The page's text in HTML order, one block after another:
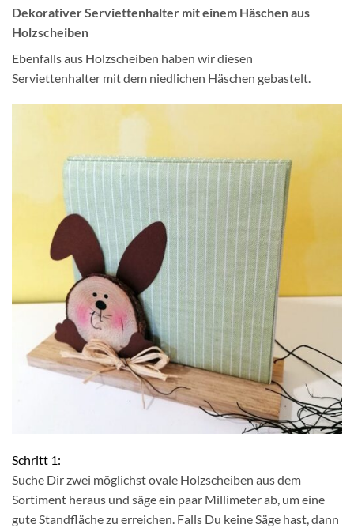
Dekorativer Serviettenhalter mit einem Häschen aus
Holzscheiben
Ebenfalls aus Holzscheiben haben wir diesen
Serviettenhalter mit dem niedlichen Häschen gebastelt.
Schritt 1:
Suche Dir zwei möglichst ovale Holzscheiben aus dem
Sortiment heraus und säge ein paar Millimeter ab, um eine
gute Standfläche zu erreichen. Falls Du keine Säge hast, dann